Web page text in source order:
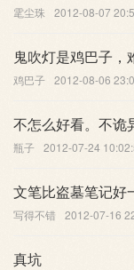
雮尘珠 2012-08-07
鬼吹灯是鸡巴子，
鸡巴子 2012-08-06
不怎么好看。不诡
瓶子 2012-07-24
文笔比盗墓笔记好
写得不错 2012-07-16
真坑